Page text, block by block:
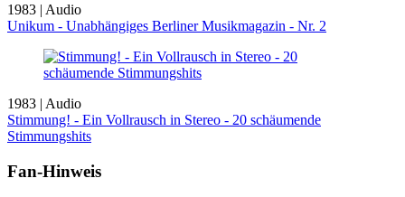
1983 | Audio
Unikum - Unabhängiges Berliner Musikmagazin - Nr. 2
1983 | Audio
Stimmung! - Ein Vollrausch in Stereo - 20 schäumende
Stimmungshits
Fan-Hinweis